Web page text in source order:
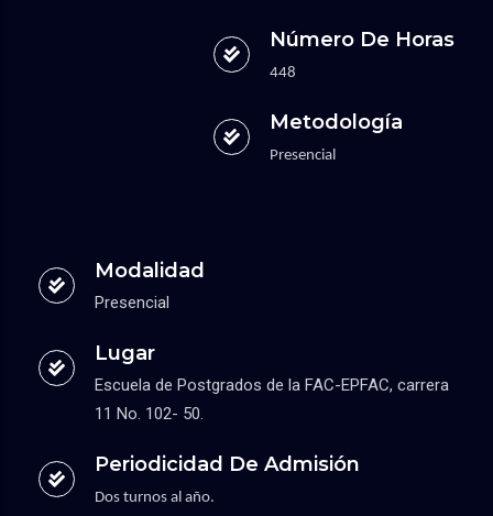
Número De Horas
448
Metodología
Presencial
Modalidad
Presencial
Lugar
Escuela de Postgrados de la FAC-EPFAC, carrera
11 No. 102- 50.
Periodicidad De Admisión
Dos turnos al año.